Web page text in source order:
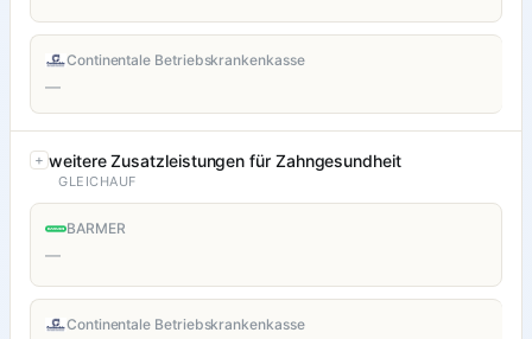
Continentale Betriebskrankenkasse
—
weitere Zusatzleistungen für Zahngesundheit
GLEICHAUF
BARMER
—
Continentale Betriebskrankenkasse